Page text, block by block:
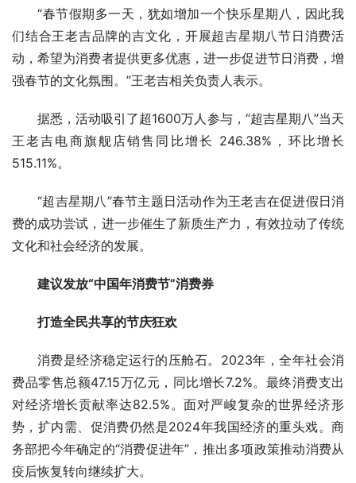
“春节假期多一天，犹如增加一个快乐星期八，因此我
们结合王老吉品牌的吉文化，开展超吉星期八节日消费活
动，希望为消费者提供更多优惠，进一步促进节日消费，增
强春节的文化氛围。”王老吉相关负责人表示。
据悉，活动吸引了超1600万人参与，“超吉星期八”当天
王老吉电商旗舰店销售同比增长 246.38%，环比增长
515.11%。
“超吉星期八”春节主题日活动作为王老吉在促进假日消
费的成功尝试，进一步催生了新质生产力，有效拉动了传统
文化和社会经济的发展。
建议发放“中国年消费节”消费券
打造全民共享的节庆狂欢
消费是经济稳定运行的压舱石。2023年，全年社会消
费品零售总额47.15万亿元，同比增长7.2%。最终消费支出
对经济增长贡献率达82.5%。面对严峻复杂的世界经济形
势，扩内需、促消费仍然是2024年我国经济的重头戏。商
务部把今年确定的“消费促进年”，推出多项政策推动消费从
疫后恢复转向继续扩大。